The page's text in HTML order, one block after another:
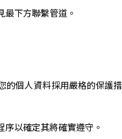
下方聯繫管道。
個人資料採用嚴格的保護
以確定其將確實遵守。